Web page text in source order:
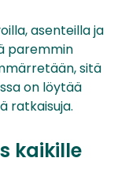
asenteilla ja
paremmin
sitä
on löytää
ratkaisuja.
kaikille